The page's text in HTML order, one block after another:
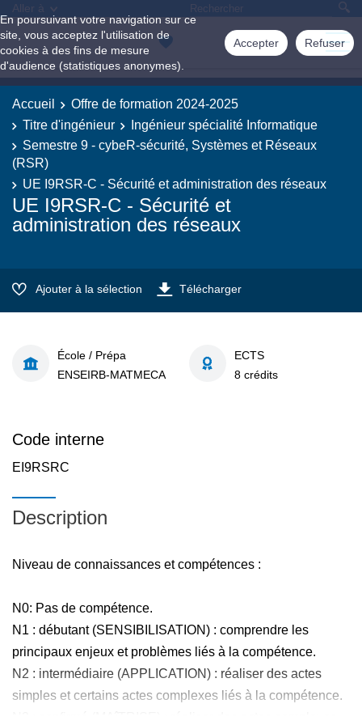
En poursuivant votre navigation sur ce
site, vous acceptez l'utilisation de
cookies à des fins de mesure
d'audience (statistiques anonymes).
Accepter Refuser
Aller à
Accueil
Offre de formation 2024-2025
Titre d'ingénieur
Ingénieur spécialité Informatique
Semestre 9 - cybeR-sécurité, Systèmes et Réseaux
(RSR)
UE I9RSR-C - Sécurité et administration des réseaux
UE I9RSR-C - Sécurité et
administration des réseaux
Ajouter à la sélection Télécharger
École / Prépa
ENSEIRB-MATMECA
ECTS
8 crédits
Code interne
EI9RSRC
Description
Niveau de connaissances et compétences :
N0: Pas de compétence.
N1 : débutant (SENSIBILISATION) : comprendre les
principaux enjeux et problèmes liés à la compétence.
N2 : intermédiaire (APPLICATION) : réaliser des actes
simples et certains actes complexes liés à la compétence.